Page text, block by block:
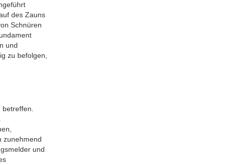
des Zauns
Schnüren
und
zu befolgen,
betreffen.
zunehmend
und